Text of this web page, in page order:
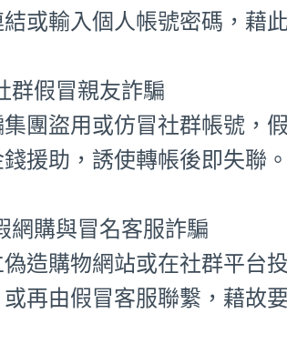
或輸入個人帳號密碼，藉
群假冒親友詐騙
團盜用或仿冒社群帳號，
援助，誘使轉帳後即失聯。
網購與冒名客服詐騙
造購物網站或在社群平台
再由假冒客服聯繫，藉故